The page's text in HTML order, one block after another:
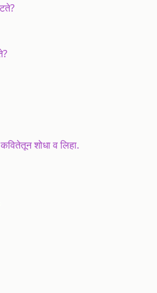
शोधा व लिहा.